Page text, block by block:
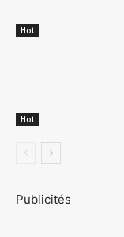
Hot
Hot
Publicités